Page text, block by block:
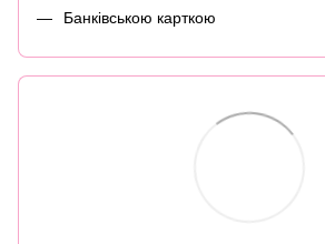
Банківською карткою